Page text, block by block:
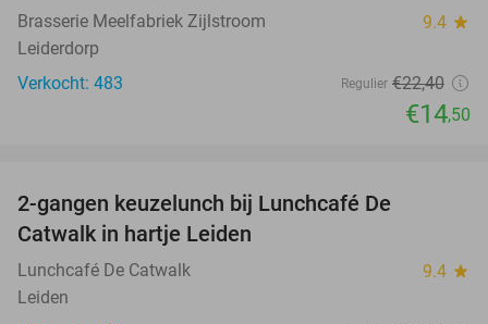
Brasserie Meelfabriek Zijlstroom 9.4 star
Leiderdorp
Verkocht: 483
Regulier €22,40
€14,50
2-gangen keuzelunch bij Lunchcafé De
Catwalk in hartje Leiden
Lunchcafé De Catwalk 9.4 star
Leiden